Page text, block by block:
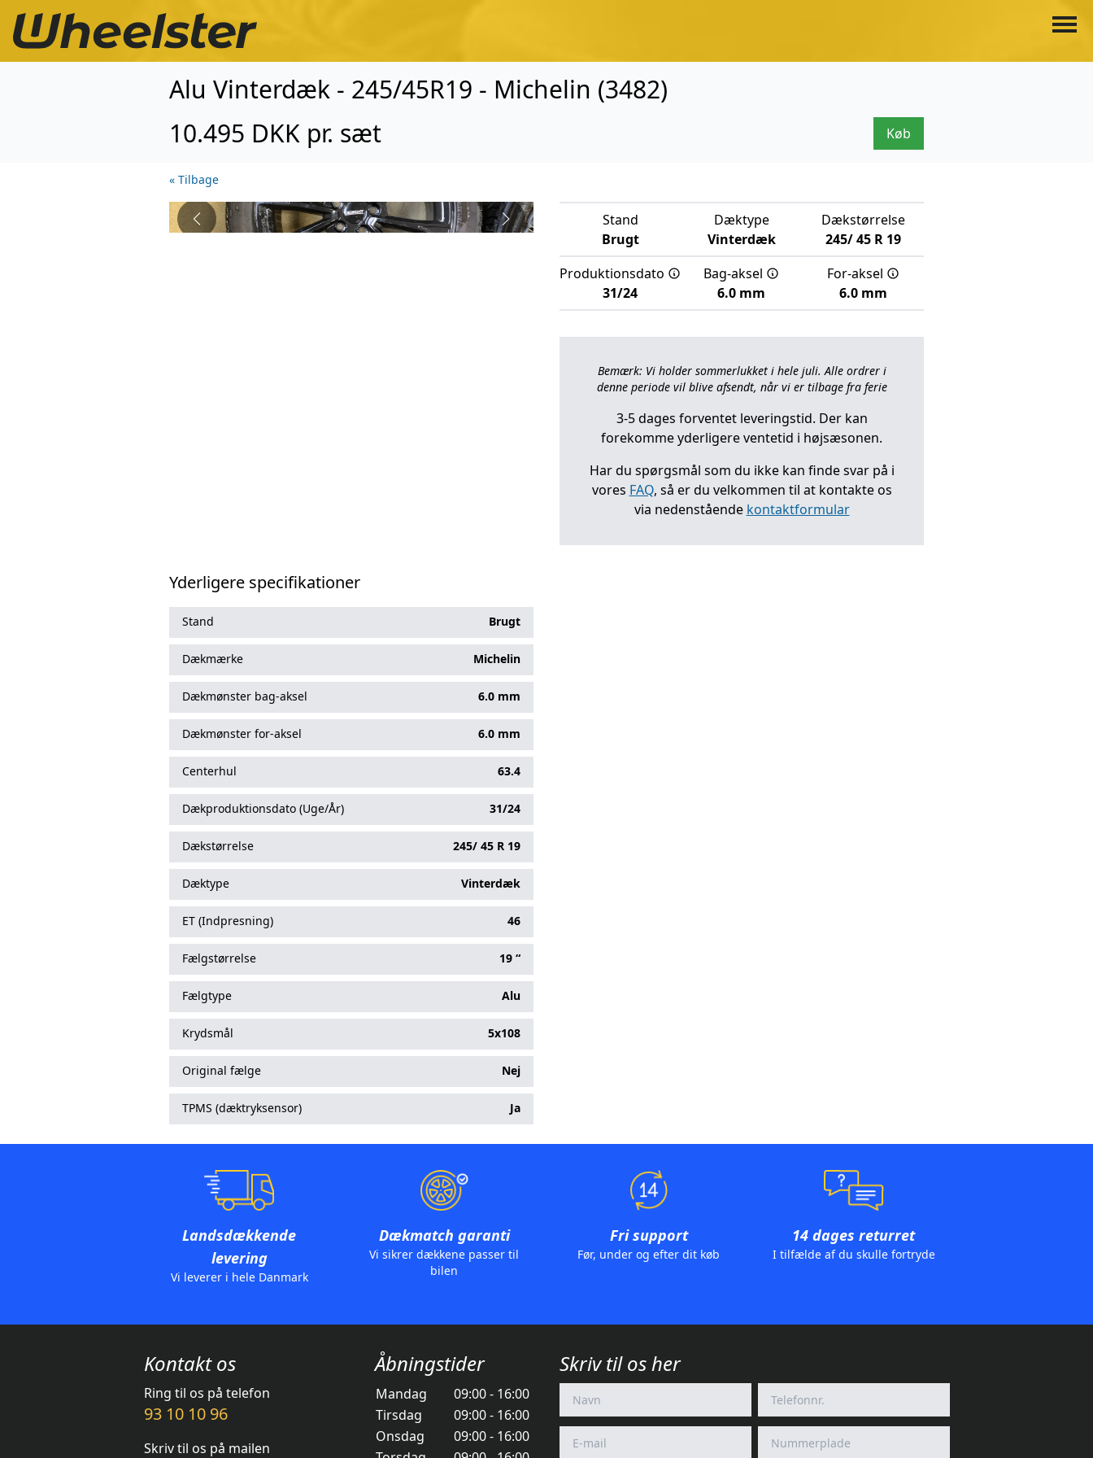
Alu Vinterdæk - 245/45R19 - Michelin (3482)
10.495 DKK pr. sæt
Køb
« Tilbage
Stand
Brugt
Dæktype
Vinterdæk
Dækstørrelse
245/45 R 19
Produktionsdato
31/24
Bag-aksel
6.0 mm
For-aksel
6.0 mm
Bemærk: Vi holder sommerlukket i hele juli. Alle ordrer i
denne periode vil blive afsendt, når vi er tilbage fra ferie
3-5 dages forventet leveringstid. Der kan
forekomme yderligere ventetid i højsæsonen.
Har du spørgsmål som du ikke kan finde svar på i
vores FAQ, så er du velkommen til at kontakte os
via nedenstående kontaktformular
Yderligere specifikationer
Stand Brugt
Dækmærke Michelin
Dækmønster bag-aksel 6.0 mm
Dækmønster for-aksel 6.0 mm
Centerhul 63.4
Dækproduktionsdato (Uge/År) 31/24
Dækstørrelse 245/ 45 R 19
Dæktype Vinterdæk
ET (Indpresning) 46
Fælgstørrelse 19 “
Fælgtype Alu
Krydsmål 5x108
Original fælge Nej
TPMS (dæktryksensor) Ja
Landsdækkende
levering
Vi leverer i hele Danmark
Dækmatch garanti
Vi sikrer dækkene passer til
bilen
Fri support
Før, under og efter dit køb
14 dages returret
I tilfælde af du skulle fortryde
Kontakt os
Ring til os på telefon
93 10 10 96
Skriv til os på mailen
Åbningstider
Mandag
09:00 - 16:00
Tirsdag
09:00 - 16:00
Onsdag
09:00 - 16:00
Skriv til os her